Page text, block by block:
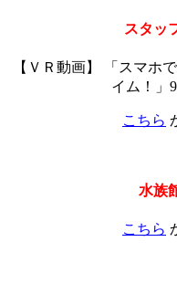
スタッ
【ＶＲ動画】 「スマホ
イム！」
こちら
水族
こちら